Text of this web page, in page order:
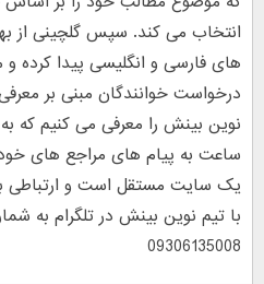
انتخاب می کند. سپس گلچینی از
های فارسی و انگلیسی پیدا کرده
درخواست خوانندگان مبنی بر
ساعت به پیام های مراجع های
یک سایت مستقل است و ارتباطی با
با تیم نوین بینش در تلگرام به
09306135008